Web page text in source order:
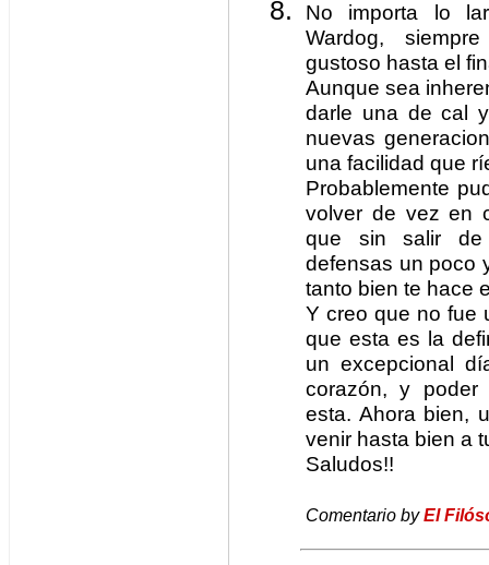
No importa lo
Wardog,
gustoso hasta el
Aunque sea
darle una de cal
nuevas
una facilidad que
Probablemente
volver de vez en
que sin salir de
defensas un poco
tanto bien te hace
Y creo que no fue
que esta es la
un excepcional
corazón, y poder
esta. Ahora bien,
venir hasta bien a
Saludos!!
Comentario byEl